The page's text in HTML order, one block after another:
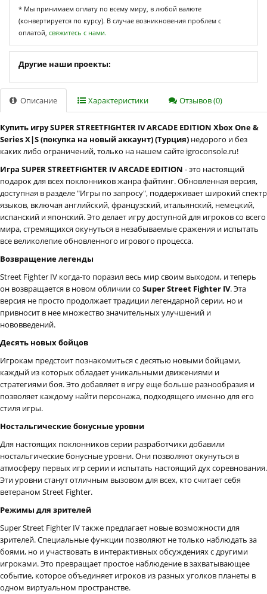
* Мы принимаем оплату по всему миру, в любой валюте
(конвертируется по курсу). В случае возникновения проблем с
оплатой, свяжитесь с нами.
Другие наши проекты:
Описание Характеристики Отзывов (0)
Купить игру SUPER STREETFIGHTER IV ARCADE EDITION Xbox One &
Series X|S (покупка на новый аккаунт) (Турция) недорого и без
каких либо ограничений, только на нашем сайте igroconsole.ru!
Игра SUPER STREETFIGHTER IV ARCADE EDITION - это настоящий
подарок для всех поклонников жанра файтинг. Обновленная версия,
доступная в разделе "Игры по запросу", поддерживает широкий спектр
языков, включая английский, французский, итальянский, немецкий,
испанский и японский. Это делает игру доступной для игроков со всего
мира, стремящихся окунуться в незабываемые сражения и испытать
все великолепие обновленного игрового процесса.
Возвращение легенды
Street Fighter IV когда-то поразил весь мир своим выходом, и теперь
он возвращается в новом обличии со Super Street Fighter IV. Эта
версия не просто продолжает традиции легендарной серии, но и
привносит в нее множество значительных улучшений и
нововведений.
Десять новых бойцов
Игрокам предстоит познакомиться с десятью новыми бойцами,
каждый из которых обладает уникальными движениями и
стратегиями боя. Это добавляет в игру еще больше разнообразия и
позволяет каждому найти персонажа, подходящего именно для его
стиля игры.
Ностальгические бонусные уровни
Для настоящих поклонников серии разработчики добавили
ностальгические бонусные уровни. Они позволяют окунуться в
атмосферу первых игр серии и испытать настоящий дух соревнования.
Эти уровни станут отличным вызовом для всех, кто считает себя
ветераном Street Fighter.
Режимы для зрителей
Super Street Fighter IV также предлагает новые возможности для
зрителей. Специальные функции позволяют не только наблюдать за
боями, но и участвовать в интерактивных обсуждениях с другими
игроками. Это превращает простое наблюдение в захватывающее
событие, которое объединяет игроков из разных уголков планеты в
одном виртуальном пространстве.